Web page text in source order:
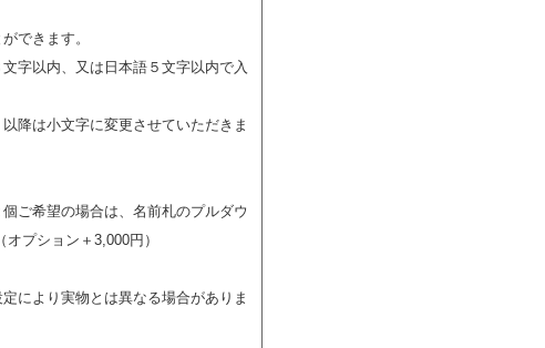
できます。
字以内、又は日本語５文字以内で入
降は小文字に変更させていただきま
ご希望の場合は、名前札のプルダウ
プション＋3,000円）
により実物とは異なる場合がありま